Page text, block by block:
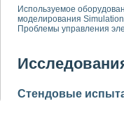
нано-, фемто-,
по измерению временных
комплекс на базе
и оптимизации тепловой
функциональных
экономичного
макрочастиц в
диагностики крови
Используемое
моделирования
Проблемы управления
Стендовые